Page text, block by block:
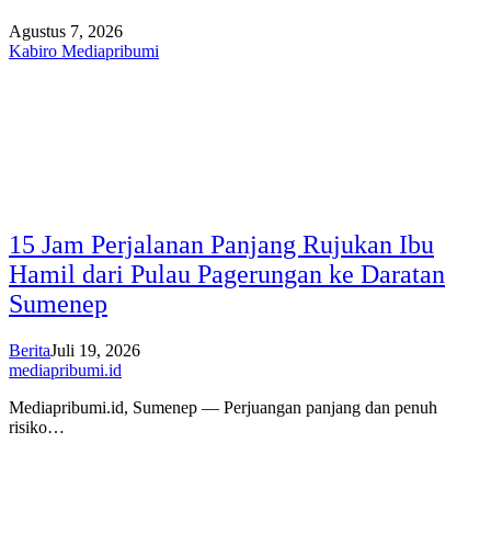
Agustus 7, 2026
Kabiro Mediapribumi
15 Jam Perjalanan Panjang Rujukan Ibu
Hamil dari Pulau Pagerungan ke Daratan
Sumenep
BeritaJuli 19, 2026
mediapribumi.id
Mediapribumi.id, Sumenep — Perjuangan panjang dan penuh
risiko…